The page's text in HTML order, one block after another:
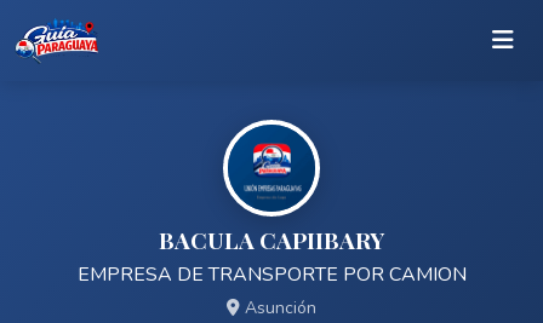
BACULA CAPIIBARY
EMPRESA DE TRANSPORTE POR CAMION
Asunción